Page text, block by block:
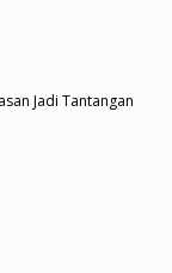
Jadi Tantangan